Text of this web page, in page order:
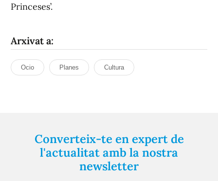
Princeses’.
Arxivat a:
Ocio Planes Cultura
Converteix-te en expert de
l'actualitat amb la nostra
newsletter